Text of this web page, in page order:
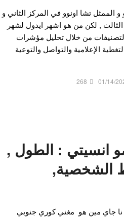
الممثل تشا اونوو في المركز الثاني و
, لكن من هو اشهر ايدول لشهر
تحديد التصنيفات من خلال تحليل مؤشرات
الإعلامية والتواصل والتوعية
01/14/
268
انسيتي : الطول ,
الشخصية,
جاي مين هو مغني كوري جنوبي